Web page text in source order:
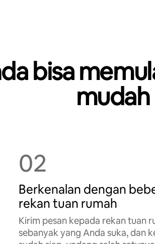
bisa
mudah
02
Berkenalan dengan
rekan tuan rumah
Kirim pesan kepada rekan tuan
sebanyak yang Anda suka, dan